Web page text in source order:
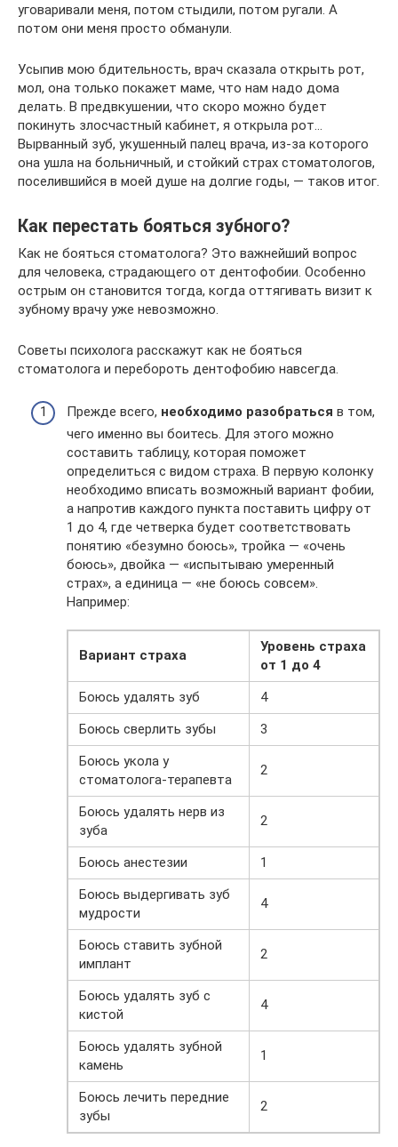
уговаривали меня, потом стыдили, потом ругали. А
потом они меня просто обманули.
Усыпив мою бдительность, врач сказала открыть рот,
мол, она только покажет маме, что нам надо дома
делать. В предвкушении, что скоро можно будет
покинуть злосчастный кабинет, я открыла рот…
Вырванный зуб, укушенный палец врача, из-за которого
она ушла на больничный, и стойкий страх стоматологов,
поселившийся в моей душе на долгие годы, — таков итог.
Как перестать бояться зубного?
Как не бояться стоматолога? Это важнейший вопрос
для человека, страдающего от дентофобии. Особенно
острым он становится тогда, когда оттягивать визит к
зубному врачу уже невозможно.
Советы психолога расскажут как не бояться
стоматолога и перебороть дентофобию навсегда.
Прежде всего, необходимо разобраться в том,
чего именно вы боитесь. Для этого можно
составить таблицу, которая поможет
определиться с видом страха. В первую колонку
необходимо вписать возможный вариант фобии,
а напротив каждого пункта поставить цифру от
1 до 4, где четверка будет соответствовать
понятию «безумно боюсь», тройка — «очень
боюсь», двойка — «испытываю умеренный
страх», а единица — «не боюсь совсем».
Например:
Вариант страха
Уровень страха
от 1 до 4
Боюсь удалять зуб
4
Боюсь сверлить зубы
3
Боюсь укола у
стоматолога-терапевта
2
Боюсь удалять нерв из
зуба
2
Боюсь анестезии
1
Боюсь выдергивать зуб
мудрости
4
Боюсь ставить зубной
имплант
2
Боюсь удалять зуб с
кистой
4
Боюсь удалять зубной
камень
1
Боюсь лечить передние
зубы
2